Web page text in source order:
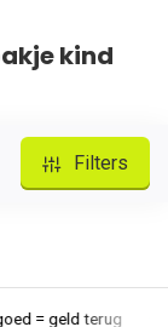
kind
Filters
geld terug